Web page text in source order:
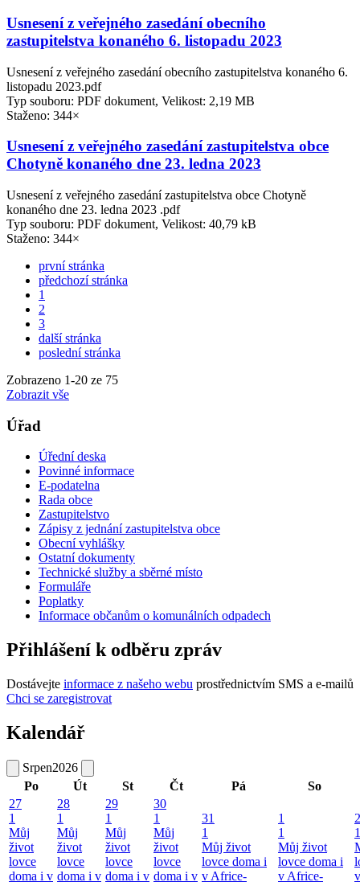
Usnesení z veřejného zasedání obecního
zastupitelstva konaného 6. listopadu 2023
Usnesení z veřejného zasedání obecního zastupitelstva konaného 6.
listopadu 2023.pdf
Typ souboru: PDF dokument, Velikost: 2,19 MB
Staženo: 344×
Usnesení z veřejného zasedání zastupitelstva obce
Chotyně konaného dne 23. ledna 2023
Usnesení z veřejného zasedání zastupitelstva obce Chotyně
konaného dne 23. ledna 2023 .pdf
Typ souboru: PDF dokument, Velikost: 40,79 kB
Staženo: 344×
první stránka
předchozí stránka
1
2
3
další stránka
poslední stránka
Zobrazeno 1-20 ze 75
Zobrazit vše
Úřad
Úřední deska
Povinné informace
E-podatelna
Rada obce
Zastupitelstvo
Zápisy z jednání zastupitelstva obce
Obecní vyhlášky
Ostatní dokumenty
Technické služby a sběrné místo
Formuláře
Poplatky
Informace občanům o komunálních odpadech
Přihlášení k odběru zpráv
Dostávejte informace z našeho webu prostřednictvím SMS a e-mailů
Chci se zaregistrovat
Kalendář
Srpen2026
Po
Út St Čt Pá
So
27
1
Můj
život
lovce
doma i v
28
1
Můj
život
lovce
doma i v
29
1
Můj
život
lovce
doma i v
30
1
Můj
život
lovce
doma i v
31
1
Můj život
lovce doma i
v Africe-
1
1
Můj život
lovce doma i
v Africe-
2
1